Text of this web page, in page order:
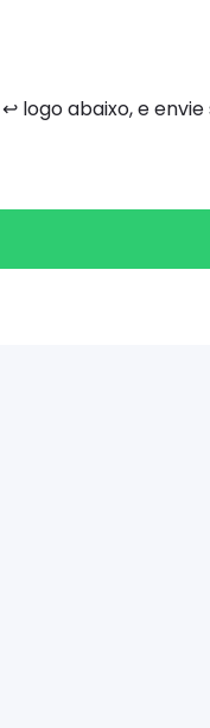
↩ logo abaixo, e